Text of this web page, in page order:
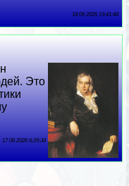
18 06 2026 19:41:44
Это
17 06 2026 6:29:34